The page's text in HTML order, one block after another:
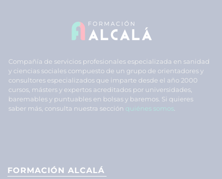
Compañía de servicios profesionales especializada en sanidad
y ciencias sociales compuesto de un grupo de orientadores y
consultores especializados que imparte desde el año 2000
cursos, másters y expertos acreditados por universidades,
baremables y puntuables en bolsas y baremos. Si quieres
saber más, consulta nuestra sección quiénes somos
FORMACIÓN ALCALÁ